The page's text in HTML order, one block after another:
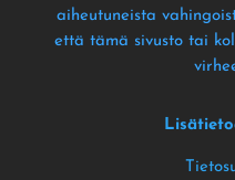
aiheutuneista
että tämä sivusto tai